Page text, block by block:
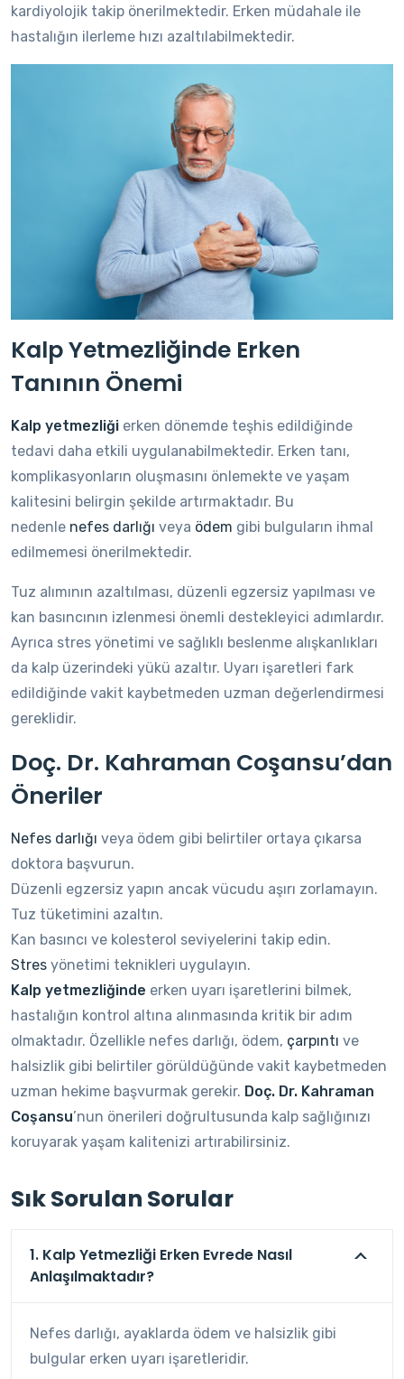
kardiyolojik takip önerilmektedir. Erken müdahale ile
hastalığın ilerleme hızı azaltılabilmektedir.
Kalp Yetmezliğinde Erken
Tanının Önemi
Kalp yetmezliği erken dönemde teşhis edildiğinde
tedavi daha etkili uygulanabilmektedir. Erken tanı,
komplikasyonların oluşmasını önlemekte ve yaşam
kalitesini belirgin şekilde artırmaktadır. Bu
nedenle nefes darlığı veya ödem gibi bulguların ihmal
edilmemesi önerilmektedir.
Tuz alımının azaltılması, düzenli egzersiz yapılması ve
kan basıncının izlenmesi önemli destekleyici adımlardır.
Ayrıca stres yönetimi ve sağlıklı beslenme alışkanlıkları
da kalp üzerindeki yükü azaltır. Uyarı işaretleri fark
edildiğinde vakit kaybetmeden uzman değerlendirmesi
gereklidir.
Doç. Dr. Kahraman Coşansu’dan
Öneriler
Nefes darlığı veya ödem gibi belirtiler ortaya çıkarsa
doktora başvurun.
Düzenli egzersiz yapın ancak vücudu aşırı zorlamayın.
Tuz tüketimini azaltın.
Kan basıncı ve kolesterol seviyelerini takip edin.
Stres yönetimi teknikleri uygulayın.
Kalp yetmezliğinde erken uyarı işaretlerini bilmek,
hastalığın kontrol altına alınmasında kritik bir adım
olmaktadır. Özellikle nefes darlığı, ödem, çarpıntı ve
halsizlik gibi belirtiler görüldüğünde vakit kaybetmeden
uzman hekime başvurmak gerekir. Doç. Dr. Kahraman
Coşansu’nun önerileri doğrultusunda kalp sağlığınızı
koruyarak yaşam kalitenizi artırabilirsiniz.
Sık Sorulan Sorular
1. Kalp Yetmezliği Erken Evrede Nasıl
Anlaşılmaktadır?
Nefes darlığı, ayaklarda ödem ve halsizlik gibi
bulgular erken uyarı işaretleridir.